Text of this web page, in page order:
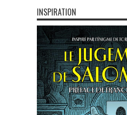
INSPIRATION